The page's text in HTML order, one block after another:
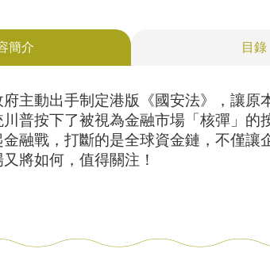
簡介 目錄
主動出手制定港版《國安法》，讓
普按下了被視為金融市場「核彈」
融戰，打斷的是全球資金鏈，不僅讓
將如何，值得關注！